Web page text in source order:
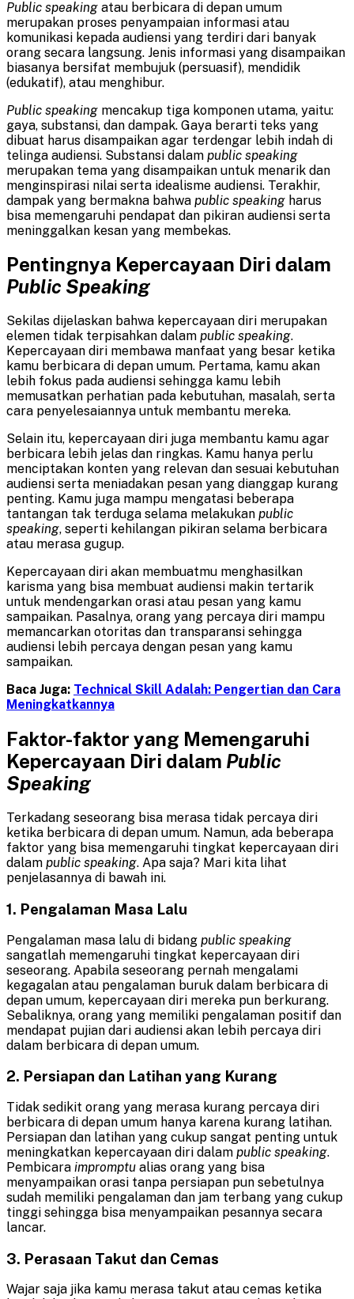
Public speaking atau berbicara di depan umum
merupakan proses penyampaian informasi atau
komunikasi kepada audiensi yang terdiri dari banyak
orang secara langsung. Jenis informasi yang disampaikan
biasanya bersifat membujuk (persuasif), mendidik
(edukatif), atau menghibur.
Public speaking mencakup tiga komponen utama, yaitu:
gaya, substansi, dan dampak. Gaya berarti teks yang
dibuat harus disampaikan agar terdengar lebih indah di
telinga audiensi. Substansi dalam public speaking
merupakan tema yang disampaikan untuk menarik dan
menginspirasi nilai serta idealisme audiensi. Terakhir,
dampak yang bermakna bahwa public speaking harus
bisa memengaruhi pendapat dan pikiran audiensi serta
meninggalkan kesan yang membekas.
Pentingnya Kepercayaan Diri dalam
Public Speaking
Sekilas dijelaskan bahwa kepercayaan diri merupakan
elemen tidak terpisahkan dalam public speaking.
Kepercayaan diri membawa manfaat yang besar ketika
kamu berbicara di depan umum. Pertama, kamu akan
lebih fokus pada audiensi sehingga kamu lebih
memusatkan perhatian pada kebutuhan, masalah, serta
cara penyelesaiannya untuk membantu mereka.
Selain itu, kepercayaan diri juga membantu kamu agar
berbicara lebih jelas dan ringkas. Kamu hanya perlu
menciptakan konten yang relevan dan sesuai kebutuhan
audiensi serta meniadakan pesan yang dianggap kurang
penting. Kamu juga mampu mengatasi beberapa
tantangan tak terduga selama melakukan public
speaking, seperti kehilangan pikiran selama berbicara
atau merasa gugup.
Kepercayaan diri akan membuatmu menghasilkan
karisma yang bisa membuat audiensi makin tertarik
untuk mendengarkan orasi atau pesan yang kamu
sampaikan. Pasalnya, orang yang percaya diri mampu
memancarkan otoritas dan transparansi sehingga
audiensi lebih percaya dengan pesan yang kamu
sampaikan.
Baca Juga: Technical Skill Adalah: Pengertian dan Cara
Meningkatkannya
Faktor-faktor yang Memengaruhi
Kepercayaan Diri dalam Public
Speaking
Terkadang seseorang bisa merasa tidak percaya diri
ketika berbicara di depan umum. Namun, ada beberapa
faktor yang bisa memengaruhi tingkat kepercayaan diri
dalam public speaking. Apa saja? Mari kita lihat
penjelasannya di bawah ini.
1. Pengalaman Masa Lalu
Pengalaman masa lalu di bidang public speaking
sangatlah memengaruhi tingkat kepercayaan diri
seseorang. Apabila seseorang pernah mengalami
kegagalan atau pengalaman buruk dalam berbicara di
depan umum, kepercayaan diri mereka pun berkurang.
Sebaliknya, orang yang memiliki pengalaman positif dan
mendapat pujian dari audiensi akan lebih percaya diri
dalam berbicara di depan umum.
2. Persiapan dan Latihan yang Kurang
Tidak sedikit orang yang merasa kurang percaya diri
berbicara di depan umum hanya karena kurang latihan.
Persiapan dan latihan yang cukup sangat penting untuk
meningkatkan kepercayaan diri dalam public speaking.
Pembicara impromptu alias orang yang bisa
menyampaikan orasi tanpa persiapan pun sebetulnya
sudah memiliki pengalaman dan jam terbang yang cukup
tinggi sehingga bisa menyampaikan pesannya secara
lancar.
3. Perasaan Takut dan Cemas
Wajar saja jika kamu merasa takut atau cemas ketika